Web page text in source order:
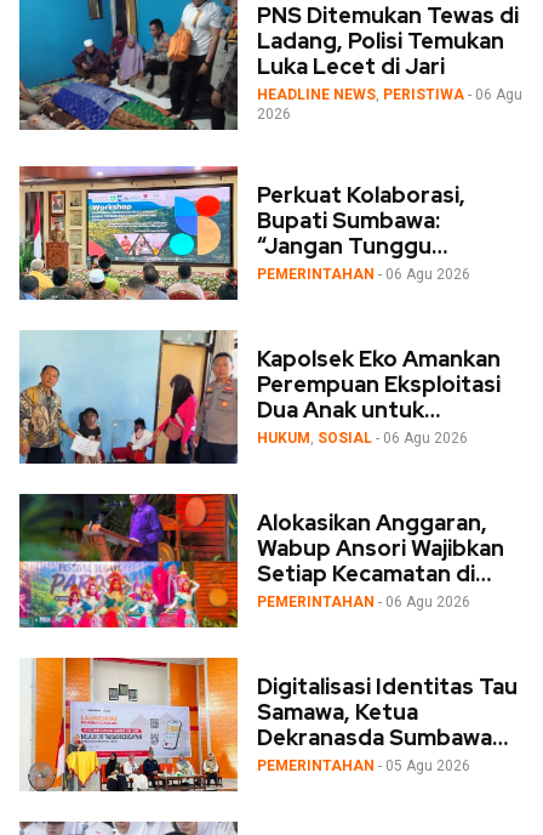
PNS Ditemukan Tewas di
Ladang, Polisi Temukan
Luka Lecet di Jari
HEADLINE NEWS, PERISTIWA - 06 Agu
2026
Perkuat Kolaborasi,
Bupati Sumbawa:
“Jangan Tunggu
Bencana, Desa Garda
PEMERINTAHAN - 06 Agu 2026
Kapolsek Eko Amankan
Perempuan Eksploitasi
Dua Anak untuk
Mengemis, Serahkan ke
HUKUM , SOSIAL - 06 Agu 2026
Alokasikan Anggaran,
Wabup Ansori Wajibkan
Setiap Kecamatan di
Sumbawa Gelar Festival
PEMERINTAHAN - 06 Agu 2026
Digitalisasi Identitas Tau
Samawa, Ketua
Dekranasda Sumbawa
Launching Aplikasi Kre
PEMERINTAHAN - 05 Agu 2026